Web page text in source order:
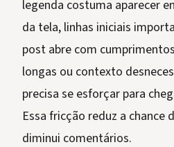
legenda costuma aparecer
da tela, linhas iniciais
post abre com
longas ou contexto
precisa se esforçar para
Essa fricção reduz a chance
diminui comentários.